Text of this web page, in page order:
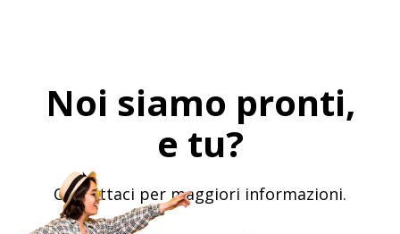
Noi siamo pronti,
e tu?
Contattaci per maggiori informazioni.